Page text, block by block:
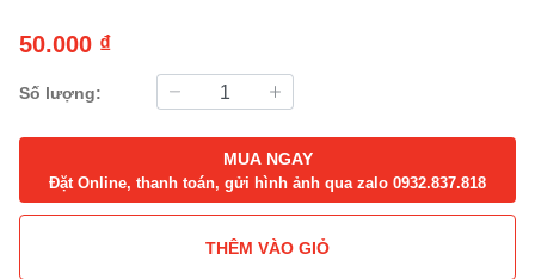
50.000 ₫
Số lượng:
MUA NGAY
Đặt Online, thanh toán, gửi hình ảnh qua zalo 0932.837.818
THÊM VÀO GIỎ